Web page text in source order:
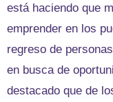
está haciendo que
emprender en los
regreso de
en busca de
destacado que de